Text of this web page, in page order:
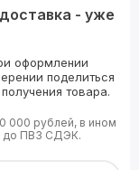
- уже
оформлении
поделиться
товара.
000 рублей, в ином
до ПВЗ СДЭК.